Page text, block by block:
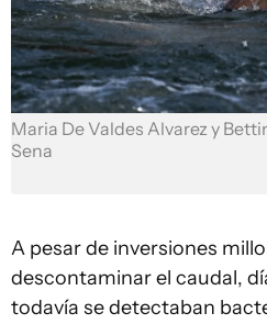
Maria De Valdes Alvarez y
Sena
A pesar de inversiones
descontaminar el caudal,
todavía se detectaban